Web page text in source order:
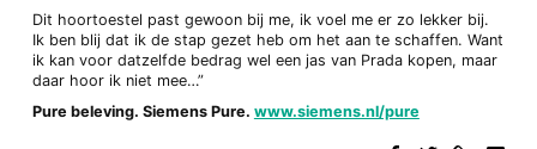
Dit hoortoestel past gewoon bij me, ik voel me er zo lekker bij.
Ik ben blij dat ik de stap gezet heb om het aan te schaffen. Want
ik kan voor datzelfde bedrag wel een jas van Prada kopen, maar
daar hoor ik niet mee…”
Pure beleving. Siemens Pure. www.siemens.nl/pure